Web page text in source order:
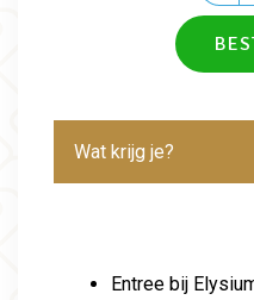
Wat krijg je?
Entree bij